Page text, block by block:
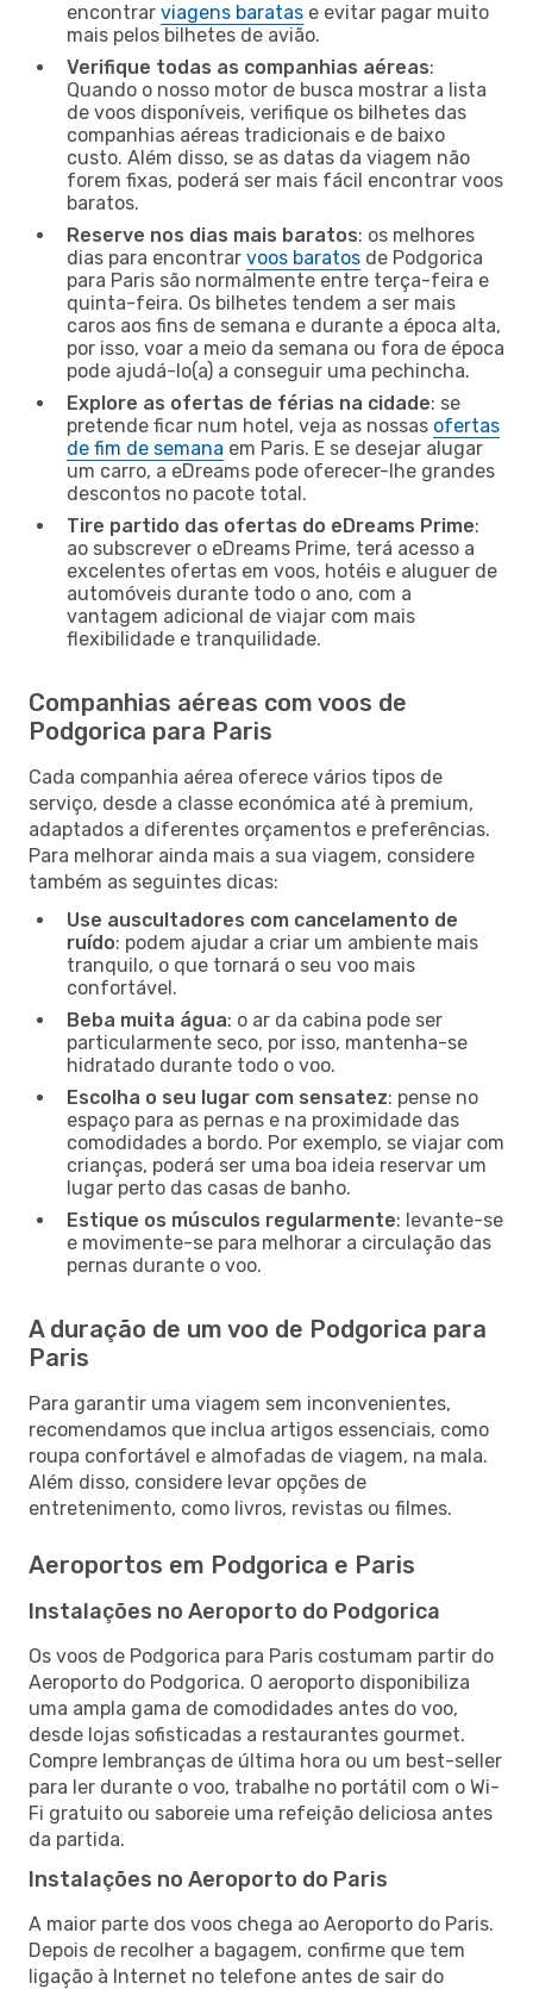
encontrar viagens baratas e evitar pagar muito
mais pelos bilhetes de avião.
Verifique todas as companhias aéreas:
Quando o nosso motor de busca mostrar a lista
de voos disponíveis, verifique os bilhetes das
companhias aéreas tradicionais e de baixo
custo. Além disso, se as datas da viagem não
forem fixas, poderá ser mais fácil encontrar voos
baratos.
Reserve nos dias mais baratos: os melhores
dias para encontrar voos baratos de Podgorica
para Paris são normalmente entre terça-feira e
quinta-feira. Os bilhetes tendem a ser mais
caros aos fins de semana e durante a época alta,
por isso, voar a meio da semana ou fora de época
pode ajudá-lo(a) a conseguir uma pechincha.
Explore as ofertas de férias na cidade: se
pretende ficar num hotel, veja as nossas ofertas
de fim de semana em Paris. E se desejar alugar
um carro, a eDreams pode oferecer-lhe grandes
descontos no pacote total.
Tire partido das ofertas do eDreams Prime:
ao subscrever o eDreams Prime, terá acesso a
excelentes ofertas em voos, hotéis e aluguer de
automóveis durante todo o ano, com a
vantagem adicional de viajar com mais
flexibilidade e tranquilidade.
Companhias aéreas com voos de
Podgorica para Paris
Cada companhia aérea oferece vários tipos de
serviço, desde a classe económica até à premium,
adaptados a diferentes orçamentos e preferências.
Para melhorar ainda mais a sua viagem, considere
também as seguintes dicas:
Use auscultadores com cancelamento de
ruído: podem ajudar a criar um ambiente mais
tranquilo, o que tornará o seu voo mais
confortável.
Beba muita água: o ar da cabina pode ser
particularmente seco, por isso, mantenha-se
hidratado durante todo o voo.
Escolha o seu lugar com sensatez: pense no
espaço para as pernas e na proximidade das
comodidades a bordo. Por exemplo, se viajar com
crianças, poderá ser uma boa ideia reservar um
lugar perto das casas de banho.
Estique os músculos regularmente: levante-se
e movimente-se para melhorar a circulação das
pernas durante o voo.
A duração de um voo de Podgorica para
Paris
Para garantir uma viagem sem inconvenientes,
recomendamos que inclua artigos essenciais, como
roupa confortável e almofadas de viagem, na mala.
Além disso, considere levar opções de
entretenimento, como livros, revistas ou filmes.
Aeroportos em Podgorica e Paris
Instalações no Aeroporto do Podgorica
Os voos de Podgorica para Paris costumam partir do
Aeroporto do Podgorica. O aeroporto disponibiliza
uma ampla gama de comodidades antes do voo,
desde lojas sofisticadas a restaurantes gourmet.
Compre lembranças de última hora ou um best-seller
para ler durante o voo, trabalhe no portátil com o Wi-
Fi gratuito ou saboreie uma refeição deliciosa antes
da partida.
Instalações no Aeroporto do Paris
A maior parte dos voos chega ao Aeroporto do Paris.
Depois de recolher a bagagem, confirme que tem
ligação à Internet no telefone antes de sair do